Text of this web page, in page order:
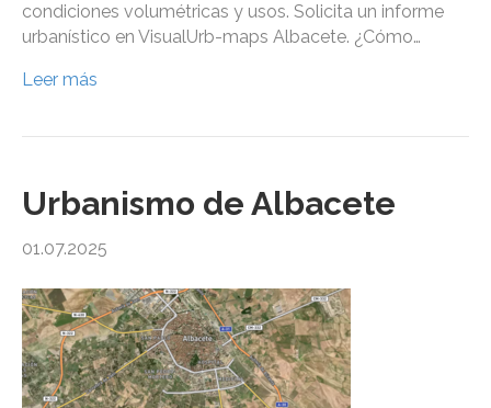
condiciones volumétricas y usos. Solicita un informe
urbanístico en VisualUrb-maps Albacete. ¿Cómo…
Leer más
Urbanismo de Albacete
01.07.2025